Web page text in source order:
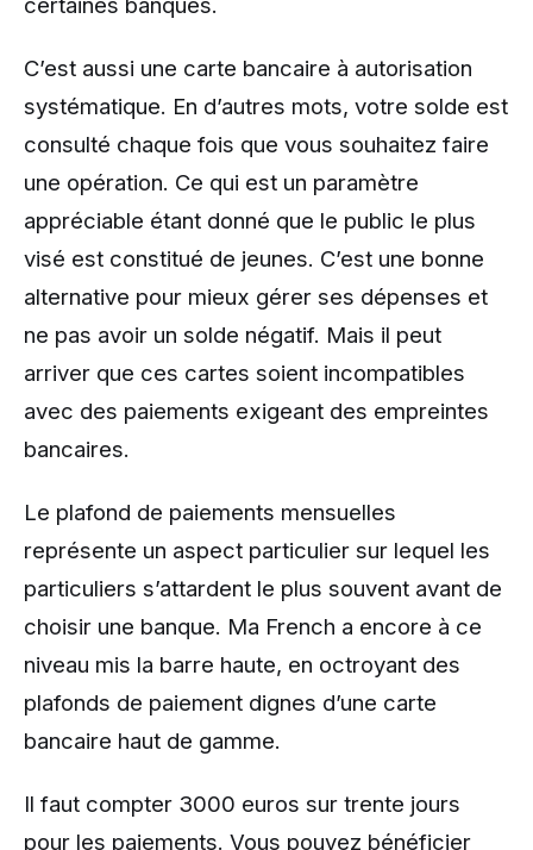
C’est aussi une carte bancaire à autorisation
systématique. En d’autres mots, votre solde est
consulté chaque fois que vous souhaitez faire
une opération. Ce qui est un paramètre
appréciable étant donné que le public le plus
visé est constitué de jeunes. C’est une bonne
alternative pour mieux gérer ses dépenses et
ne pas avoir un solde négatif. Mais il peut
arriver que ces cartes soient incompatibles
avec des paiements exigeant des empreintes
bancaires.
Le plafond de paiements mensuelles
représente un aspect particulier sur lequel les
particuliers s’attardent le plus souvent avant de
choisir une banque. Ma French a encore à ce
niveau mis la barre haute, en octroyant des
plafonds de paiement dignes d’une carte
bancaire haut de gamme.
Il faut compter 3000 euros sur trente jours
pour les paiements. Vous pouvez bénéficier